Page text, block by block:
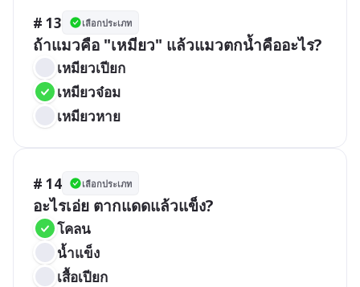
# 13 เลือกประเภท
ถ้าแมวคือ "เหมียว" แล้วแมวตกน้ำคืออะไร?
เหมียวเปียก
เหมียวจ๋อม
เหมียวหาย
# 14 เลือกประเภท
อะไรเอ่ย ตากแดดแล้วแข็ง?
โคลน
น้ำแข็ง
เสื้อเปียก